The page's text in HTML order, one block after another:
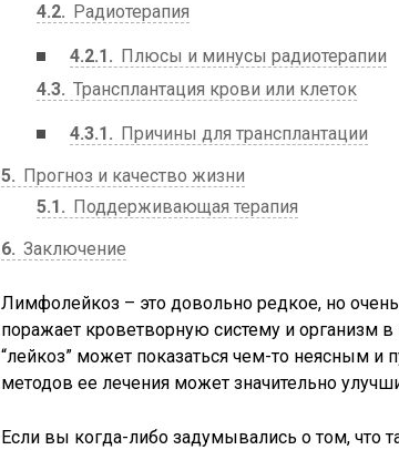
4.2
Радиотерапия
4.2.1
Плюсы и минусы радиотерапии
4.3 Трансплантация крови или клеток
4.3.1
Причины для трансплантации
5
Прогноз и качество жизни
5.1
Поддерживающая терапия
6 Заключение
Лимфолейкоз – это довольно редкое, но
поражает кроветворную систему и организм
“лейкоз” может показаться чем-то неясным
методов ее лечения может значительно
Если вы когда-либо задумывались о том, что